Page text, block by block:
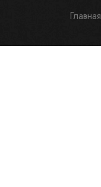
Главная